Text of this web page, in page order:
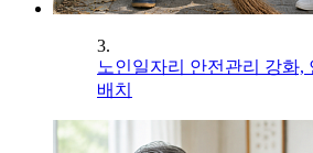
3.
노인일자리 안전관리 강화,
배치